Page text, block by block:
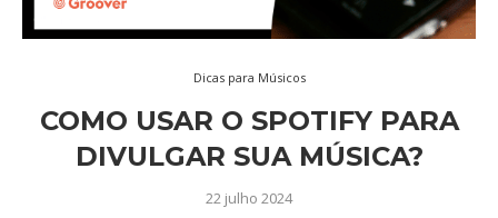
Dicas para Músicos
COMO USAR O SPOTIFY PARA
DIVULGAR SUA MÚSICA?
22 julho 2024